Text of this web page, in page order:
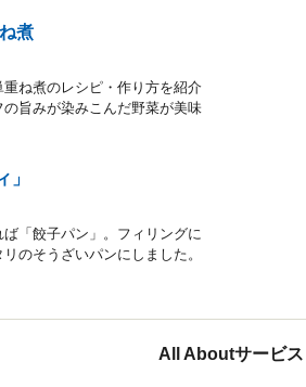
煮
ね煮のレシピ・作り方を紹介
旨みが染みこんだ野菜が美味
」
「餃子パン」。フィリングに
のそうざいパンにしました。
All Aboutサービ